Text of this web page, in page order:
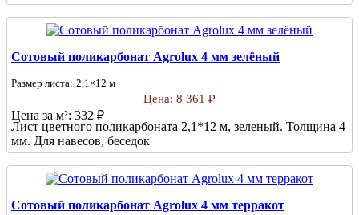
Сотовый поликарбонат Agrolux 4 мм зелёный
Размер листа: 2,1×12 м
Цена: 8 361 ₽
Цена за м²: 332 ₽
Лист цветного поликарбоната 2,1*12 м, зеленый. Толщина 4
мм. Для навесов, беседок
Сотовый поликарбонат Agrolux 4 мм терракот